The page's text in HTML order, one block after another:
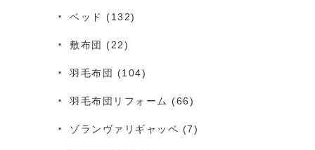
ベッド (132)
敷布団 (22)
羽毛布団 (104)
羽毛布団リフォーム (66)
ゾランヴァリギャッベ (7)